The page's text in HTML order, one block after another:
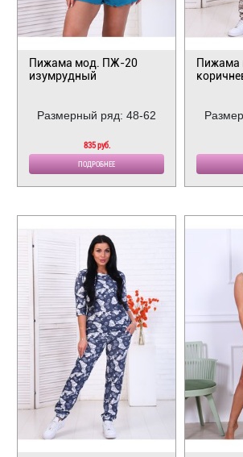
Пижама мод. ПЖ-20
изумрудный
Размерный ряд: 48-62
835 руб.
ПОДРОБНЕЕ
Пижама